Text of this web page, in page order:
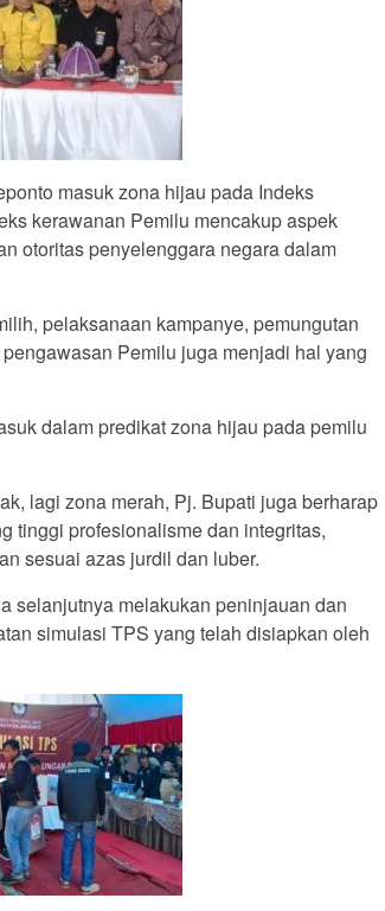
masuk zona hijau pada Indeks
kerawanan Pemilu mencakup aspek
otoritas penyelenggara negara dalam
pelaksanaan kampanye, pemungutan
Pemilu juga menjadi hal yang
dalam predikat zona hijau pada pemilu
lagi zona merah, Pj. Bupati juga berharap
tinggi profesionalisme dan integritas,
sesuai azas jurdil dan luber.
selanjutnya melakukan peninjauan dan
simulasi TPS yang telah disiapkan oleh